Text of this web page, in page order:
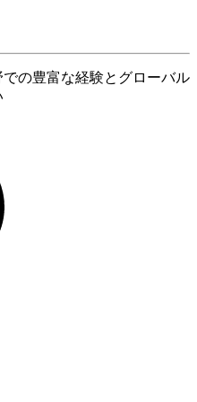
の豊富な経験とグローバル